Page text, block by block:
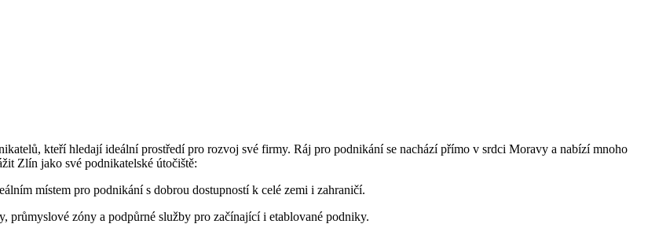
kteří hledají ideální prostředí pro rozvoj své firmy. Ráj pro podnikání se nachází přímo v srdci Moravy a nabízí mnoho
Zlín jako své podnikatelské útočiště:
místem pro podnikání s dobrou dostupností k celé zemi i zahraničí.
průmyslové zóny a podpůrné služby pro začínající i etablované podniky.